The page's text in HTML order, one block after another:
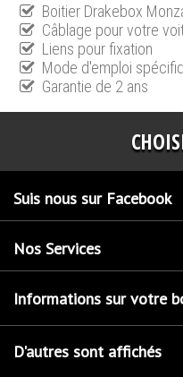
Boitier Drakebox
Câblage pour votre
Liens pour fixation
Mode d'emploi
Garantie de 2 ans
Suis nous sur Facebook
Nos Services
Informations sur votre
D'autres sont affichés